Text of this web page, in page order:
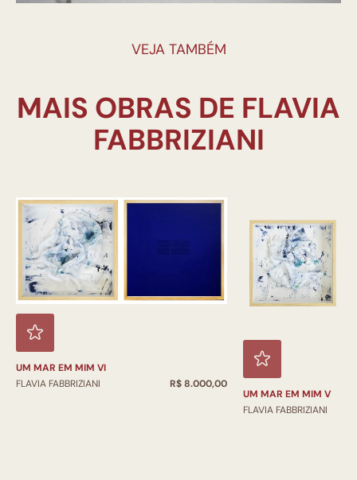
VEJA TAMBÉM
MAIS OBRAS DE FLAVIA
UM MAR EM MIM VI
FLAVIA FABBRIZIANI
R$ 8.000,00
UM MAR EM MIM V
FLAVIA FABBRIZIANI